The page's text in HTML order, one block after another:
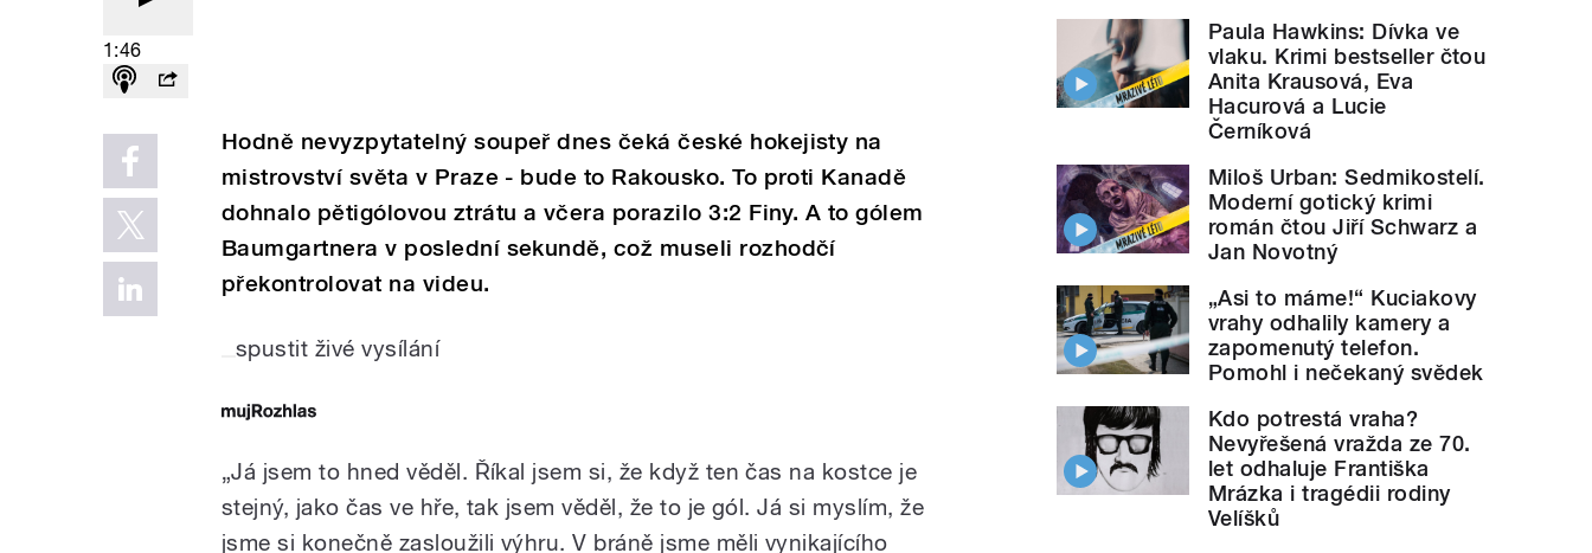
1:46
Hodně nevyzpytatelný soupeř dnes čeká české hokejisty na
mistrovství světa v Praze - bude to Rakousko. To proti Kanadě
dohnalo pětigólovou ztrátu a včera porazilo 3:2 Finy. A to gólem
Baumgartnera v poslední sekundě, což museli rozhodčí
překontrolovat na videu.
spustit živé vysílání
„Já jsem to hned věděl. Říkal jsem si, že když ten čas na kostce je
stejný, jako čas ve hře, tak jsem věděl, že to je gól. Já si myslím, že
jsme si konečně zasloužili výhru. V bráně jsme měli vynikajícího
Paula Hawkins: Dívka ve
vlaku. Krimi bestseller čtou
Anita Krausová, Eva
Hacurová a Lucie
Černíková
Miloš Urban: Sedmikostelí.
Moderní gotický krimi
román čtou Jiří Schwarz a
Jan Novotný
„Asi to máme!“ Kuciakovy
vrahy odhalily kamery a
zapomenutý telefon.
Pomohl i nečekaný svědek
Kdo potrestá vraha?
Nevyřešená vražda ze 70.
let odhaluje Františka
Mrázka i tragédii rodiny
Velíšků